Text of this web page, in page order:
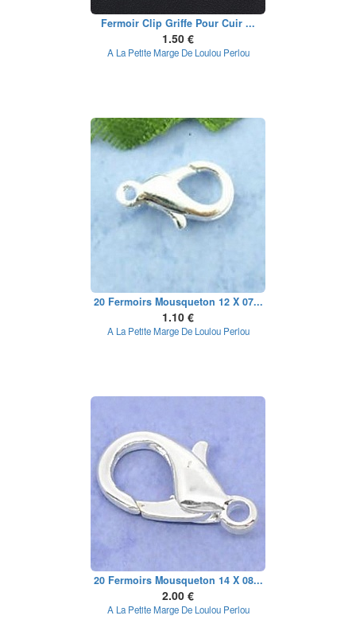
Fermoir Clip Griffe Pour Cuir ...
1.50 €
A La Petite Marge De Loulou Perlou
20 Fermoirs Mousqueton 12 X 07...
1.10 €
A La Petite Marge De Loulou Perlou
20 Fermoirs Mousqueton 14 X 08...
2.00 €
A La Petite Marge De Loulou Perlou